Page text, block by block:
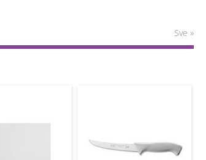
Sve »